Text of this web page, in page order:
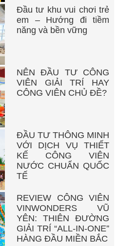
Đầu tư khu vui chơi trẻ
em – Hướng đi tiềm
năng và bền vững
NÊN ĐẦU TƯ CÔNG
VIÊN GIẢI TRÍ HAY
CÔNG VIÊN CHỦ ĐỀ?
ĐẦU TƯ THÔNG MINH
VỚI DỊCH VỤ THIẾT
KẾ CÔNG VIÊN
NƯỚC CHUẨN QUỐC
TẾ
REVIEW CÔNG VIÊN
VINWONDERS VŨ
YÊN: THIÊN ĐƯỜNG
GIẢI TRÍ “ALL-IN-ONE”
HÀNG ĐẦU MIỀN BẮC